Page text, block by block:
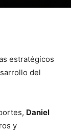
estratégicos
del
Daniel
y